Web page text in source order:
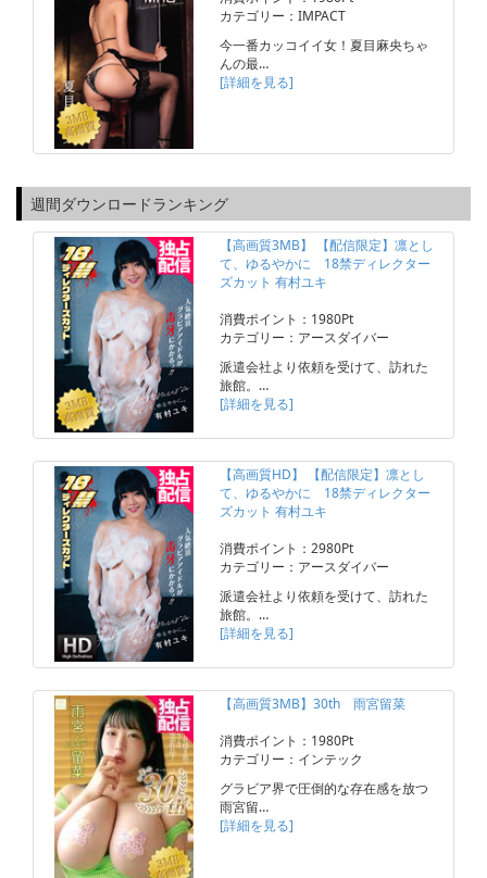
カテゴリー：IMPACT
今一番カッコイイ女！夏目麻央ちゃ
んの最…
[詳細を見る]
週間ダウンロードランキング
【高画質3MB】 【配信限定】凛とし
て、ゆるやかに 18禁ディレクター
ズカット 有村ユキ
消費ポイント：1980Pt
カテゴリー：アースダイバー
派遣会社より依頼を受けて、訪れた
旅館。…
[詳細を見る]
【高画質HD】 【配信限定】凛とし
て、ゆるやかに 18禁ディレクター
ズカット 有村ユキ
消費ポイント：2980Pt
カテゴリー：アースダイバー
派遣会社より依頼を受けて、訪れた
旅館。…
[詳細を見る]
【高画質3MB】30th 雨宮留菜
消費ポイント：1980Pt
カテゴリー：インテック
グラビア界で圧倒的な存在感を放つ
雨宮留…
[詳細を見る]